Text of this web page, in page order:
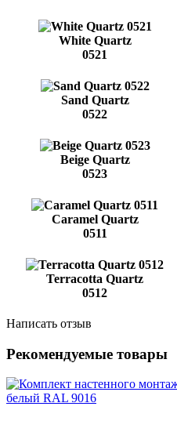
White Quartz
0521
Sand Quartz
0522
Beige Quartz
0523
Caramel Quartz
0511
Terracotta Quartz
0512
Написать отзыв
Рекомендуемые товары